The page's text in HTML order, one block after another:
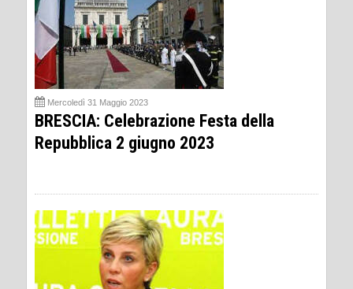
Mercoledì 31 Maggio 2023
BRESCIA: Celebrazione Festa della
Repubblica 2 giugno 2023